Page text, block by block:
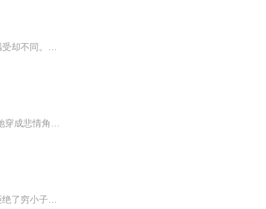
《看上去很美》这本书是我读的第一本王朔小说，很多年前了，边看边傻乐。今年又翻出这本书再读，感受却不同。还是那一帮孩子，时间跨度还是1961年到1966年，还是他们在幼儿园和小学的日常生活、喜怒哀乐。只是再读一遍的时候，乐不出来了。 年纪大了就不再回忆童年，忘了或者不在乎了，因为童年很美，所以无需靠回忆继续美化，既然回不去，也就不用频频回首。初读时无限开心，再读时无尽感慨。...
（欢迎来扣群：棉花糖牧场-顺顺的群）满级大佬在大战中一着不慎，神格被封印到小说世界，居然要她穿成悲情角色，完成角色的圣母使命？不可能！只有打劫系统、有仇马上就报、崩坏圣母剧情才是她的风格！
内容简介书名：《拒绝大佬后，末世来了》作者：曙歌有个身家上亿的煤老板老爸，千金大小姐梅甜甜拒绝了穷小子沈战的求爱，并诚恳劝告他：我知道你很不错，但你还是找个门当户对的女孩吧，那样你们才会幸福。然后，末世来了……O((⊙﹏⊙))o现代社会一夜崩塌，动植物成为地球主宰，人类的生活方式和食谱被迫发生天翻地覆的变化。有些动植物甚至带上时间属性，人类杀死异兽会开启生命倒计时，为期三天。想要活下去，要么时刻注意别踩着脚下的蚂蚁，战战兢兢做个不杀生的普通人；要么不停杀死异兽获得宝贵的生存时间，走上危险和机遇并存的道路。等待弱者的只有卑微和死亡，强者甚至可以永生。而四肢发达、头脑也不简单还长得帅的体育系优秀毕业生沈战同学，则一跃成为食物链顶端的大佬！梅甜甜：(╯‵□′)╯︵┻━┻沈战：一起建最强基地，做最牛大佬吗？梅甜甜：好吧。o(*￣︶￣*)o一句话文案：拒绝大佬之后，梅甜甜自己成为了大佬。小剧场：都说沈战是忠犬，但梅甜甜不这么觉得。他明明是只大尾巴狼，不管白天黑夜，只要没人就把她抱在怀里亲！梅甜甜：都这么晚了，你能不能消停一会儿，别咬了！你当我是磨牙棒呢，还是抓抓板？沈-好委屈-战：我没咬你，我只是多……梅甜甜：闭嘴！沈战：……